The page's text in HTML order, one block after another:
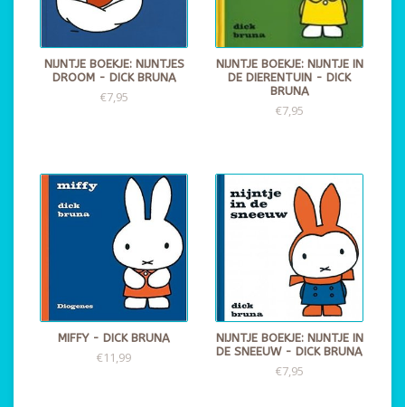
NIJNTJE BOEKJE: NIJNTJES
DROOM - DICK BRUNA
€7,95
NIJNTJE BOEKJE: NIJNTJE IN
DE DIERENTUIN - DICK
BRUNA
€7,95
MIFFY - DICK BRUNA
€11,99
NIJNTJE BOEKJE: NIJNTJE IN
DE SNEEUW - DICK BRUNA
€7,95